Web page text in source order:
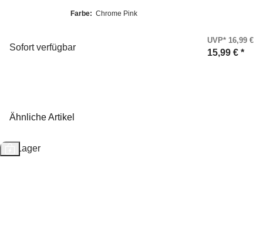
Farbe: Chrome Pink
Sofort verfügbar
UVP* 16,99 €
15,99 € *
Ähnliche Artikel
Auf Lager